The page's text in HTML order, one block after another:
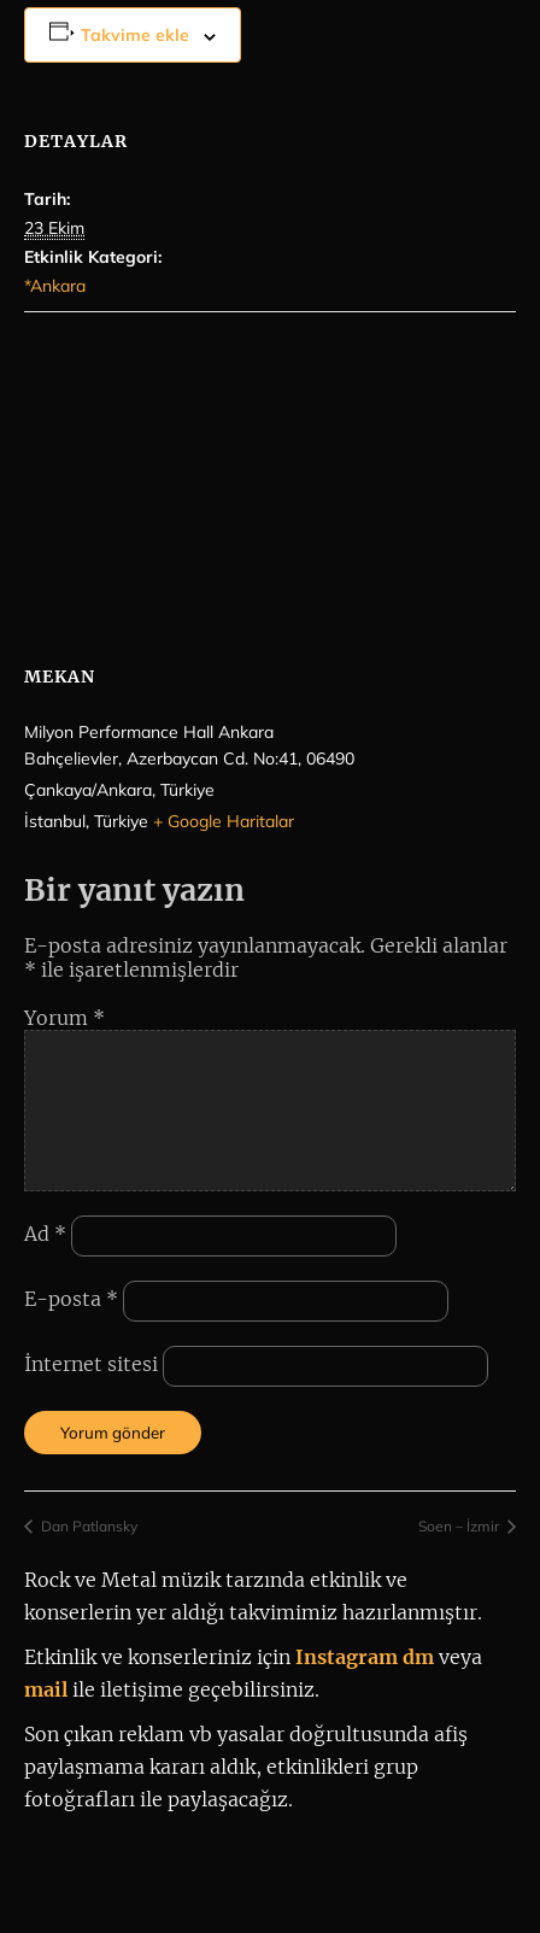
Takvime ekle
DETAYLAR
Tarih:
23 Ekim
Etkinlik Kategori:
*Ankara
MEKAN
Milyon Performance Hall Ankara
Bahçelievler, Azerbaycan Cd. No:41, 06490
Çankaya/Ankara, Türkiye
İstanbul, Türkiye + Google Haritalar
Bir yanıt yazın
E-posta adresiniz yayınlanmayacak. Gerekli alanlar
* ile işaretlenmişlerdir
Yorum *
Ad *
E-posta *
İnternet sitesi
Dan Patlansky Soen – İzmir
Rock ve Metal müzik tarzında etkinlik ve
konserlerin yer aldığı takvimimiz hazırlanmıştır.
Etkinlik ve konserleriniz için Instagram dm
mail ile iletişime geçebilirsiniz.
Son çıkan reklam vb yasalar doğrultusunda afiş
paylaşmama kararı aldık, etkinlikleri grup
fotoğrafları ile paylaşacağız.